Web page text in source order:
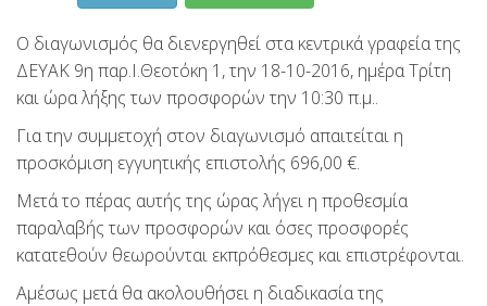
Ο διαγωνισμός θα διενεργηθεί στα κεντρικά γραφεία της
ΔΕΥΑΚ 9η παρ.Ι.Θεοτόκη 1, την 18-10-2016, ημέρα Τρίτη
και ώρα λήξης των προσφορών την 10:30 π.μ..
Για την συμμετοχή στον διαγωνισμό απαιτείται η
προσκόμιση εγγυητικής επιστολής 696,00 €.
Μετά το πέρας αυτής της ώρας λήγει η προθεσμία
παραλαβής των προσφορών και όσες προσφορές
κατατεθούν θεωρούνται εκπρόθεσμες και επιστρέφονται.
Αμέσως μετά θα ακολουθήσει η διαδικασία της